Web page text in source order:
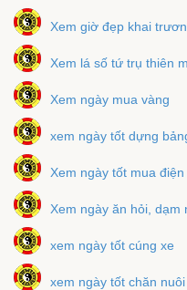
Xem giờ đẹp khai
Xem lá số tứ trụ thiên
Xem ngày mua vàng
xem ngày tốt dựng
Xem ngày tốt mua
Xem ngày ăn hỏi, dạm
xem ngày tốt cúng xe
xem ngày tốt chăn nuôi